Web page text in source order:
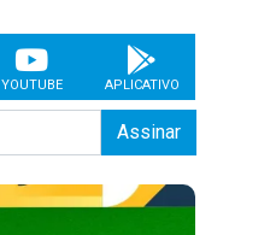
YOUTUBE APLICATIVO
Assinar